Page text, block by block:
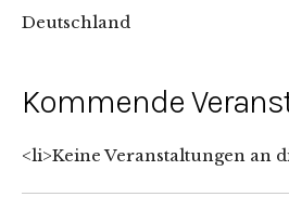
Deutschland
Kommende
<li>Keine Veranstaltungen an